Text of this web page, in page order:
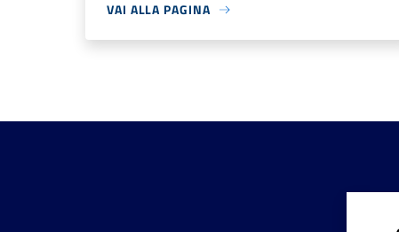
VAI ALLA PAGINA